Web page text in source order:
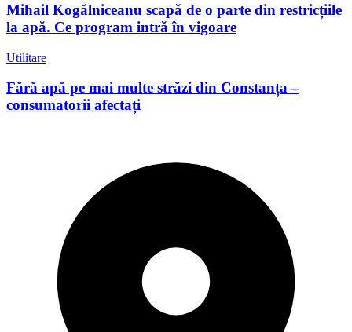
Mihail Kogălniceanu scapă de o parte din restricțiile
la apă. Ce program intră în vigoare
Utilitare
Fără apă pe mai multe străzi din Constanța –
consumatorii afectați